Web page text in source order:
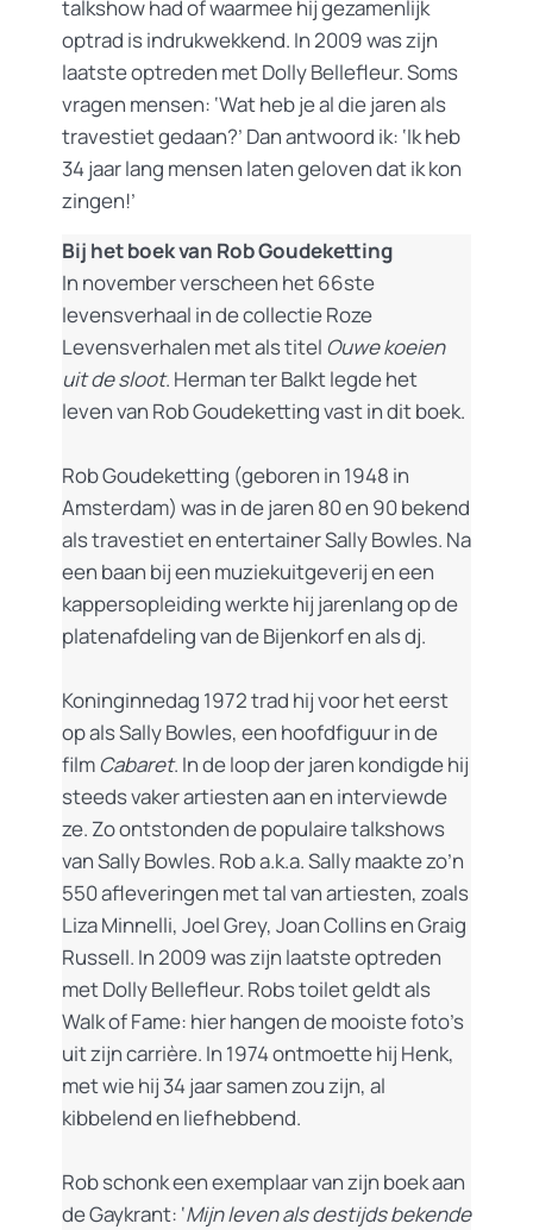
talkshow had of waarmee hij gezamenlijk
optrad is indrukwekkend. In 2009 was zijn
laatste optreden met Dolly Bellefleur. Soms
vragen mensen: ‘Wat heb je al die jaren als
travestiet gedaan?’ Dan antwoord ik: ‘Ik heb
34 jaar lang mensen laten geloven dat ik kon
zingen!’
Bij het boek van Rob Goudeketting
In november verscheen het 66ste
levensverhaal in de collectie Roze
Levensverhalen met als titel Ouwe koeien
uit de sloot. Herman ter Balkt legde het
leven van Rob Goudeketting vast in dit boek.
Rob Goudeketting (geboren in 1948 in
Amsterdam) was in de jaren 80 en 90 bekend
als travestiet en entertainer Sally Bowles. Na
een baan bij een muziekuitgeverij en een
kappersopleiding werkte hij jarenlang op de
platenafdeling van de Bijenkorf en als dj.
Koninginnedag 1972 trad hij voor het eerst
op als Sally Bowles, een hoofdfiguur in de
filmCabaret. In de loop der jaren kondigde hij
steeds vaker artiesten aan en interviewde
ze. Zo ontstonden de populaire talkshows
van Sally Bowles. Rob a.k.a. Sally maakte zo’n
550 afleveringen met tal van artiesten, zoals
Liza Minnelli, Joel Grey, Joan Collins en Graig
Russell. In 2009 was zijn laatste optreden
met Dolly Bellefleur. Robs toilet geldt als
Walk of Fame: hier hangen de mooiste foto’s
uit zijn carrière. In 1974 ontmoette hij Henk,
met wie hij 34 jaar samen zou zijn, al
kibbelend en liefhebbend.
Rob schonk een exemplaar van zijn boek aan
de Gaykrant: ‘Mijn leven als destijds bekende